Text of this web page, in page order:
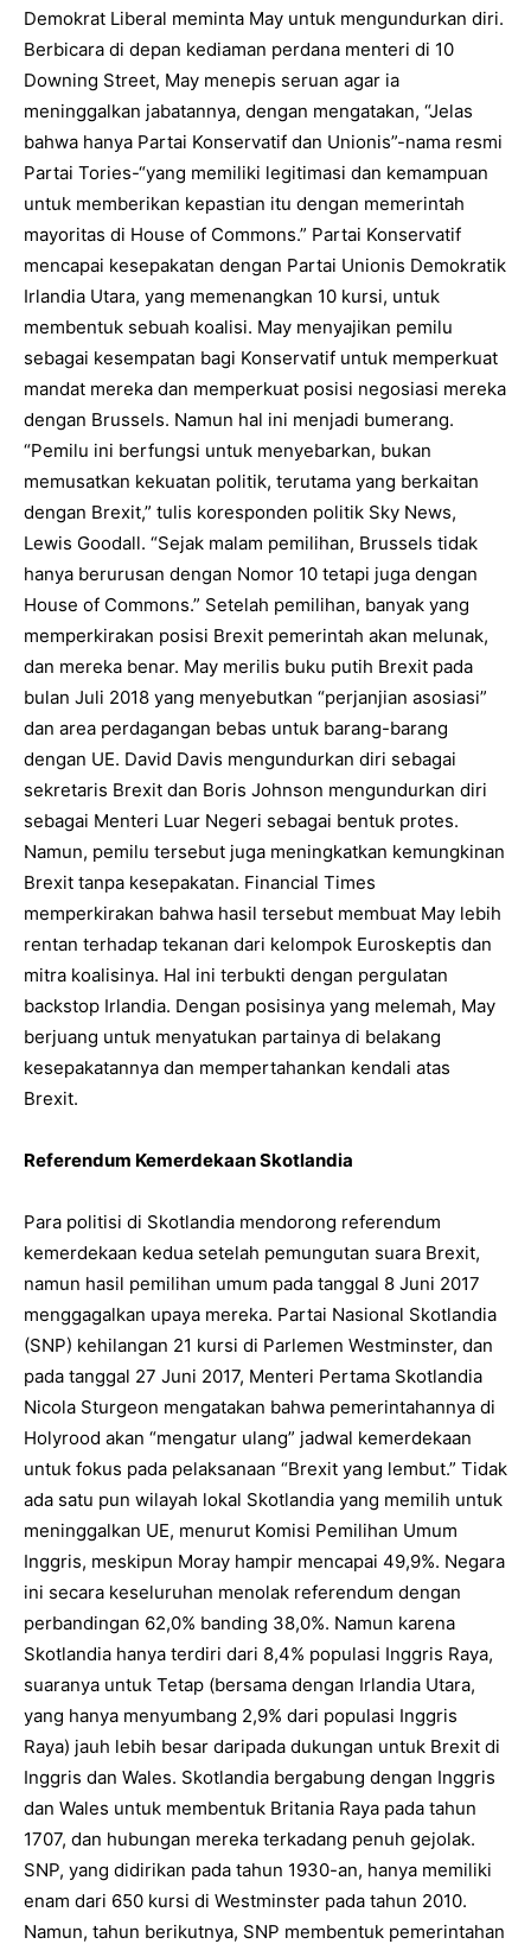
Demokrat Liberal meminta May untuk mengundurkan diri.
Berbicara di depan kediaman perdana menteri di 10
Downing Street, May menepis seruan agar ia
meninggalkan jabatannya, dengan mengatakan, “Jelas
bahwa hanya Partai Konservatif dan Unionis”-nama resmi
Partai Tories-“yang memiliki legitimasi dan kemampuan
untuk memberikan kepastian itu dengan memerintah
mayoritas di House of Commons.” Partai Konservatif
mencapai kesepakatan dengan Partai Unionis Demokratik
Irlandia Utara, yang memenangkan 10 kursi, untuk
membentuk sebuah koalisi. May menyajikan pemilu
sebagai kesempatan bagi Konservatif untuk memperkuat
mandat mereka dan memperkuat posisi negosiasi mereka
dengan Brussels. Namun hal ini menjadi bumerang.
“Pemilu ini berfungsi untuk menyebarkan, bukan
memusatkan kekuatan politik, terutama yang berkaitan
dengan Brexit,” tulis koresponden politik Sky News,
Lewis Goodall. “Sejak malam pemilihan, Brussels tidak
hanya berurusan dengan Nomor 10 tetapi juga dengan
House of Commons.” Setelah pemilihan, banyak yang
memperkirakan posisi Brexit pemerintah akan melunak,
dan mereka benar. May merilis buku putih Brexit pada
bulan Juli 2018 yang menyebutkan “perjanjian asosiasi”
dan area perdagangan bebas untuk barang-barang
dengan UE. David Davis mengundurkan diri sebagai
sekretaris Brexit dan Boris Johnson mengundurkan diri
sebagai Menteri Luar Negeri sebagai bentuk protes.
Namun, pemilu tersebut juga meningkatkan kemungkinan
Brexit tanpa kesepakatan. Financial Times
memperkirakan bahwa hasil tersebut membuat May lebih
rentan terhadap tekanan dari kelompok Euroskeptis dan
mitra koalisinya. Hal ini terbukti dengan pergulatan
backstop Irlandia. Dengan posisinya yang melemah, May
berjuang untuk menyatukan partainya di belakang
kesepakatannya dan mempertahankan kendali atas
Brexit.
Referendum Kemerdekaan Skotlandia
Para politisi di Skotlandia mendorong referendum
kemerdekaan kedua setelah pemungutan suara Brexit,
namun hasil pemilihan umum pada tanggal 8 Juni 2017
menggagalkan upaya mereka. Partai Nasional Skotlandia
(SNP) kehilangan 21 kursi di Parlemen Westminster, dan
pada tanggal 27 Juni 2017, Menteri Pertama Skotlandia
Nicola Sturgeon mengatakan bahwa pemerintahannya di
Holyrood akan “mengatur ulang” jadwal kemerdekaan
untuk fokus pada pelaksanaan “Brexit yang lembut.” Tidak
ada satu pun wilayah lokal Skotlandia yang memilih untuk
meninggalkan UE, menurut Komisi Pemilihan Umum
Inggris, meskipun Moray hampir mencapai 49,9%. Negara
ini secara keseluruhan menolak referendum dengan
perbandingan 62,0% banding 38,0%. Namun karena
Skotlandia hanya terdiri dari 8,4% populasi Inggris Raya,
suaranya untuk Tetap (bersama dengan Irlandia Utara,
yang hanya menyumbang 2,9% dari populasi Inggris
Raya) jauh lebih besar daripada dukungan untuk Brexit di
Inggris dan Wales. Skotlandia bergabung dengan Inggris
dan Wales untuk membentuk Britania Raya pada tahun
1707, dan hubungan mereka terkadang penuh gejolak.
SNP, yang didirikan pada tahun 1930-an, hanya memiliki
enam dari 650 kursi di Westminster pada tahun 2010.
Namun, tahun berikutnya, SNP membentuk pemerintahan